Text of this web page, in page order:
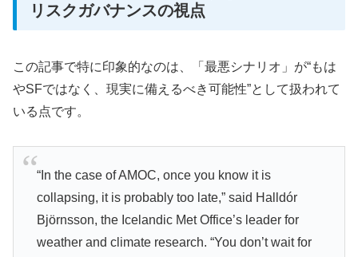
リスクガバナンスの視点
この記事で特に印象的なのは、「最悪シナリオ」が“もは
やSFではなく、現実に備えるべき可能性”として扱われて
いる点です。
“In the case of AMOC, once you know it is
collapsing, it is probably too late,” said Halldór
Björnsson, the Icelandic Met Office’s leader for
weather and climate research. “You don’t wait for